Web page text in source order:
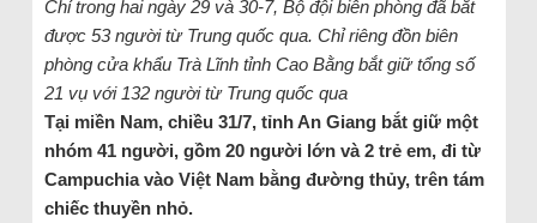
Chỉ trong hai ngày 29 và 30-7, Bộ đội biên phòng đã bắt
được 53 người từ Trung quốc qua. Chỉ riêng đồn biên
phòng cửa khẩu Trà Lĩnh tỉnh Cao Bằng bắt giữ tổng số
21 vụ với 132 người từ Trung quốc qua
Tại miền Nam, chiều 31/7, tỉnh An Giang bắt giữ một
nhóm 41 người, gồm 20 người lớn và 2 trẻ em, đi từ
Campuchia vào Việt Nam bằng đường thủy, trên tám
chiếc thuyền nhỏ.